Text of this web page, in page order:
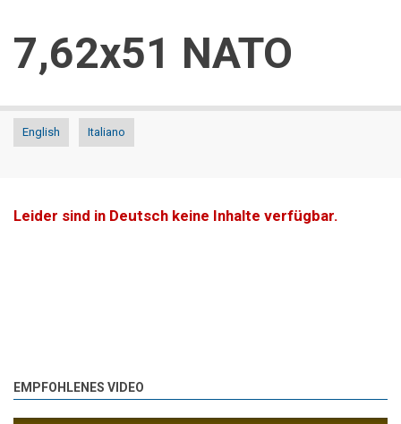
7,62x51 NATO
English Italiano
Leider sind in Deutsch keine Inhalte verfügbar.
EMPFOHLENES VIDEO